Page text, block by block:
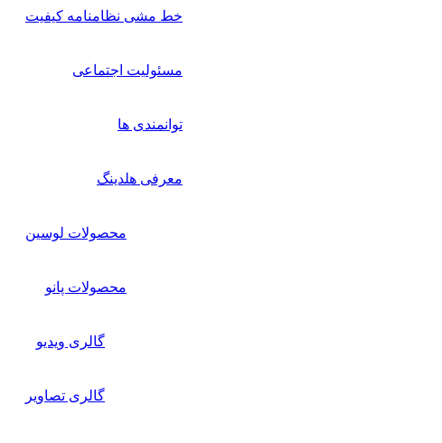
خط مشی نظامنامه کیفیت
مسئولیت اجتماعی
توانمندی ها
معرفی هلدینگ
محصولات لوسین
محصولات پانو
گالری ویدیو
گالری تصاویر